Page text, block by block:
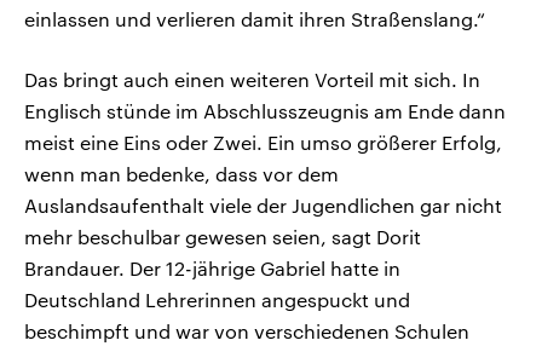
einlassen und verlieren damit ihren Straßenslang.“
Das bringt auch einen weiteren Vorteil mit sich. In
Englisch stünde im Abschlusszeugnis am Ende dann
meist eine Eins oder Zwei. Ein umso größerer Erfolg,
wenn man bedenke, dass vor dem
Auslandsaufenthalt viele der Jugendlichen gar nicht
mehr beschulbar gewesen seien, sagt Dorit
Brandauer. Der 12-jährige Gabriel hatte in
Deutschland Lehrerinnen angespuckt und
beschimpft und war von verschiedenen Schulen